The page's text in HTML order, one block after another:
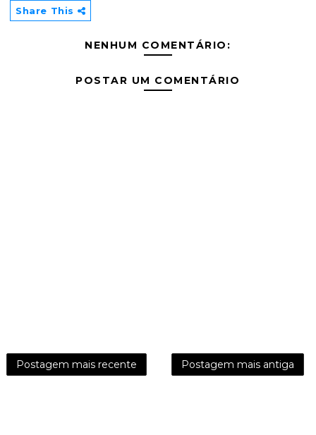
Share This
NENHUM COMENTÁRIO:
POSTAR UM COMENTÁRIO
Postagem mais recente Postagem mais antiga